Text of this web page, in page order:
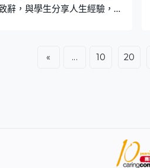
辭，與學生分享人生經驗，期
郵報》報道，美國麻州大學達
禮物。」他隨即宣布向每名在
« ... 10 20